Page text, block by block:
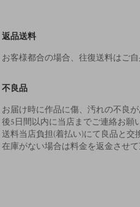
返品送料
お客様都合の場合、往復送料はご自
不良品
お届け時に作品に傷、汚れの不良
後5日間以内に当店までご連絡お願
送料当店負担(着払い)にて良品と交
在庫がない場合は料金を返金させて